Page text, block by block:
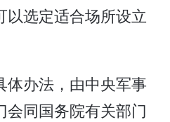
以选定适合场所设立
体办法，由中央军事
同国务院有关部门